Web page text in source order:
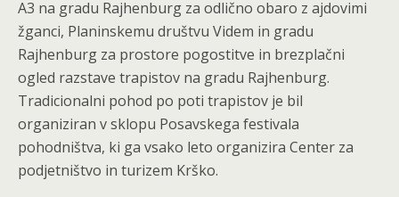
A3 na gradu Rajhenburg za odlično obaro z ajdovimi
žganci, Planinskemu društvu Videm in gradu
Rajhenburg za prostore pogostitve in brezplačni
ogled razstave trapistov na gradu Rajhenburg.
Tradicionalni pohod po poti trapistov je bil
organiziran v sklopu Posavskega festivala
pohodništva, ki ga vsako leto organizira Center za
podjetništvo in turizem Krško.